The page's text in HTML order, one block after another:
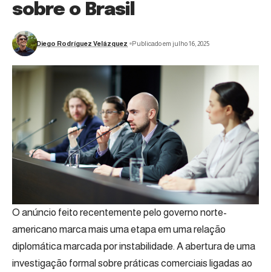
sobre o Brasil
Diego Rodríguez Velázquez Publicado em julho 16, 2025
O anúncio feito recentemente pelo governo norte-
americano marca mais uma etapa em uma relação
diplomática marcada por instabilidade. A abertura de uma
investigação formal sobre práticas comerciais ligadas ao